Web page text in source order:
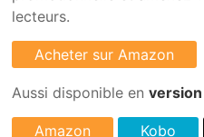
lecteurs.
Aussi disponible en